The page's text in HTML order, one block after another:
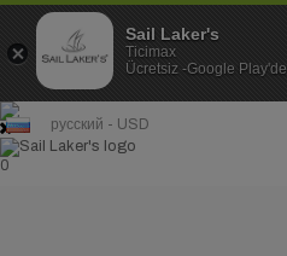
русский - USD
0
Sail Laker's
Ticimax
Ücretsiz -Google Play'de